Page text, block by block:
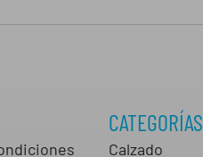
CATEGORÍAS
Calzado